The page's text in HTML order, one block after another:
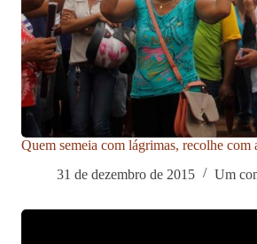
Quem semeia com lágrimas, recolhe com
31 de dezembro de 2015
Um